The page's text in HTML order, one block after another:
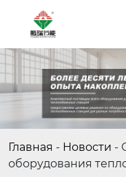
Главная - Новости -
оборудования